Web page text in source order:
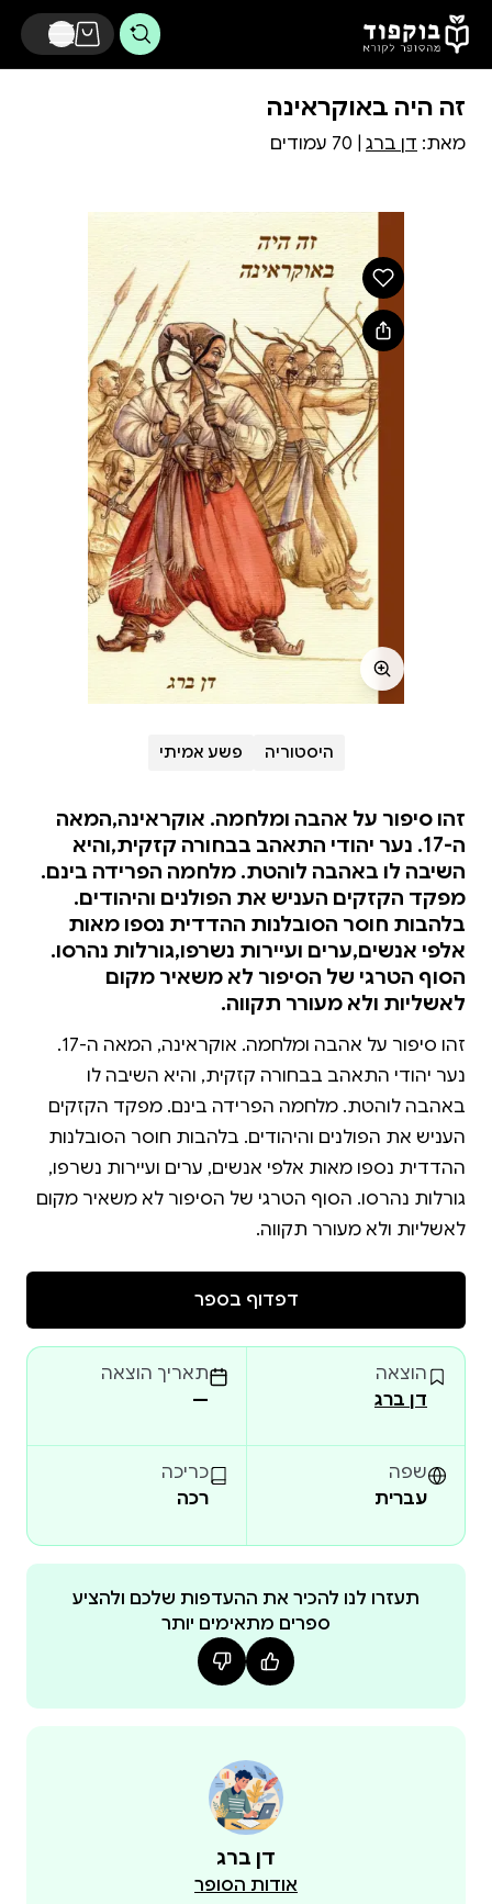
דלג לתוכן הראשי
זה היה באוקראינה
מאת: דן ברג
היסטוריה פשע אמיתי
זהו סיפור על אהבה ומלחמה. אוקראינה,המאה
ה-17. נער יהודי התאהב בבחורה קזקית,והיא
השיבה לו באהבה לוהטת. מלחמה הפרידה בינם.
מפקד הקזקים העניש את הפולנים והיהודים.
בלהבות חוסר הסובלנות ההדדית נספו מאות
אלפי אנשים,ערים ועיירות נשרפו,גורלות נהרסו.
הסוף הטרגי של הסיפור לא משאיר מקום
לאשליות ולא מעורר תקווה.
זהו סיפור על אהבה ומלחמה. אוקראינה, המאה ה-17.
נער יהודי התאהב בבחורה קזקית, והיא השיבה לו
באהבה לוהטת. מלחמה הפרידה בינם. מפקד הקזקים
העניש את הפולנים והיהודים. בלהבות חוסר הסובלנות
ההדדית נספו מאות אלפי אנשים, ערים ועיירות נשרפו,
גורלות נהרסו. הסוף הטרגי של הסיפור לא משאיר מקום
לאשליות ולא מעורר תקווה.
דפדוף בספר
הוצאה
דן ברג
תאריך הוצאה
—
שפה
עברית
כריכה
רכה
תעזרו לנו להכיר את ההעדפות שלכם ולהציע
ספרים מתאימים יותר
דן ברג
אודות הסופר